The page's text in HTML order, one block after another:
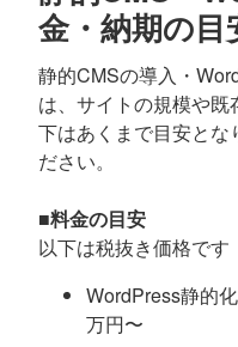
金・納期の目
静的CMSの導入・
は、サイトの規模や
下はあくまで目安とな
ださい。
■料金の目安
以下は税抜き価格です
WordPress静的
万円〜